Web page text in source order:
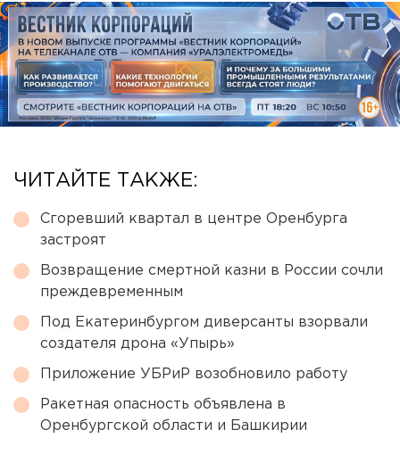
ЧИТАЙТЕ ТАКЖЕ:
Сгоревший квартал в центре Оренбурга
застроят
Возвращение смертной казни в России сочли
преждевременным
Под Екатеринбургом диверсанты взорвали
создателя дрона «Упырь»
Приложение УБРиР возобновило работу
Ракетная опасность объявлена в
Оренбургской области и Башкирии